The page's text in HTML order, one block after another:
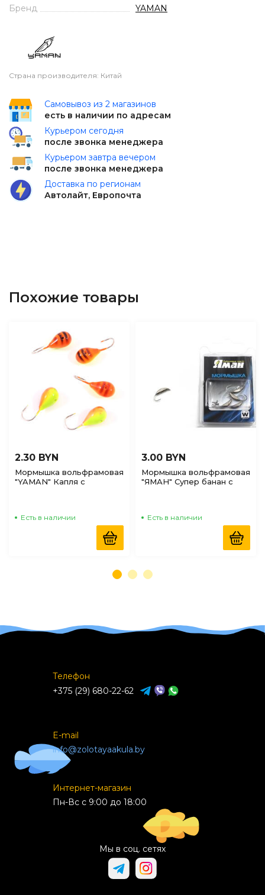
Бренд
YAMAN
Страна производителя: Китай
Самовывоз из 2 магазинов
есть в наличии по адресам
Курьером сегодня
после звонка менеджера
Курьером завтра вечером
после звонка менеджера
Доставка по регионам
Автолайт, Европочта
Похожие товары
2.30 BYN
Мормышка вольфрамовая
"YAMAN" Капля с
Есть в наличии
3.00 BYN
Мормышка вольфрамовая
"ЯМАН" Супер банан с
Есть в наличии
Телефон
+375 (29) 680-22-62
E-mail
info@zolotayaakula.by
Интернет-магазин
Пн-Вс с 9:00 до 18:00
Мы в соц. сетях